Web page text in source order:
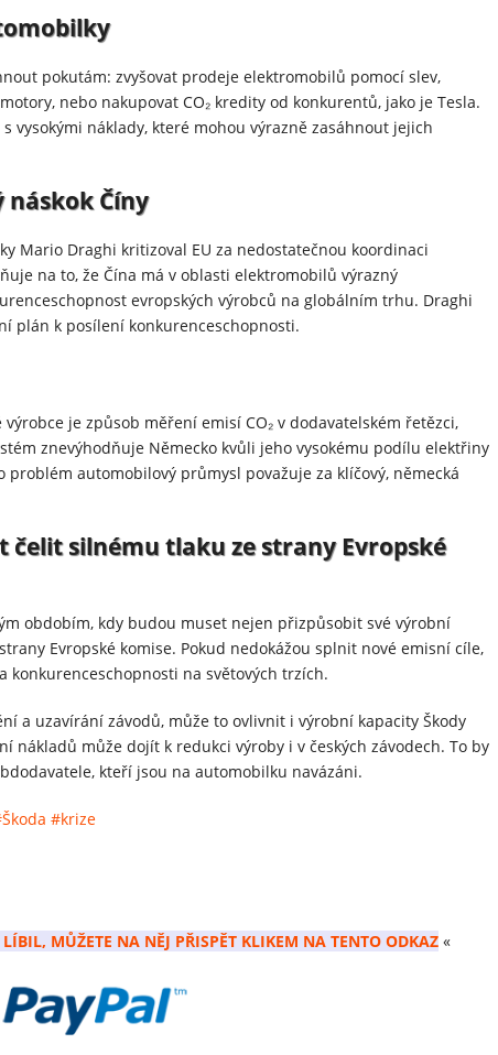
pokutám: zvyšovat prodeje elektromobilů pomocí slev,
nebo nakupovat CO₂ kredity od konkurentů, jako je Tesla.
vysokými náklady, které mohou výrazně zasáhnout jejich
náskok Číny
Mario Draghi kritizoval EU za nedostatečnou koordinaci
na to, že Čína má v oblasti elektromobilů výrazný
evropských výrobců na globálním trhu. Draghi
plán k posílení konkurenceschopnosti.
je způsob měření emisí CO₂ v dodavatelském řetězci,
znevýhodňuje Německo kvůli jeho vysokému podílu elektřiny
automobilový průmysl považuje za klíčový, německá
silnému tlaku ze strany Evropské
obdobím, kdy budou muset nejen přizpůsobit své výrobní
Evropské komise. Pokud nedokážou splnit nové emisní cíle,
konkurenceschopnosti na světových trzích.
a uzavírání závodů, může to ovlivnit i výrobní kapacity Škody
nákladů může dojít k redukci výroby i v českých závodech. To by
kteří jsou na automobilku navázáni.
#krize
MŮŽETE NA NĚJ PŘISPĚT KLIKEM NA TENTO ODKAZ «